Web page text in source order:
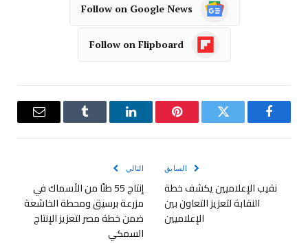
Follow on Google News
Follow on Flipboard
فيسبوك تويتر بينتيريستلينكدإن Tumblr
البريد
السابق
نقيب الإعلاميين يكشف خطة
النقابة لتعزيز التعاون بين
الإعلاميين
التالي
إنتاج 55 طنًا من الأسماك في
مزرعة برسيق ومحطة الخاشعة
ضمن خطة مصر لتعزيز الإنتاج
السمكي